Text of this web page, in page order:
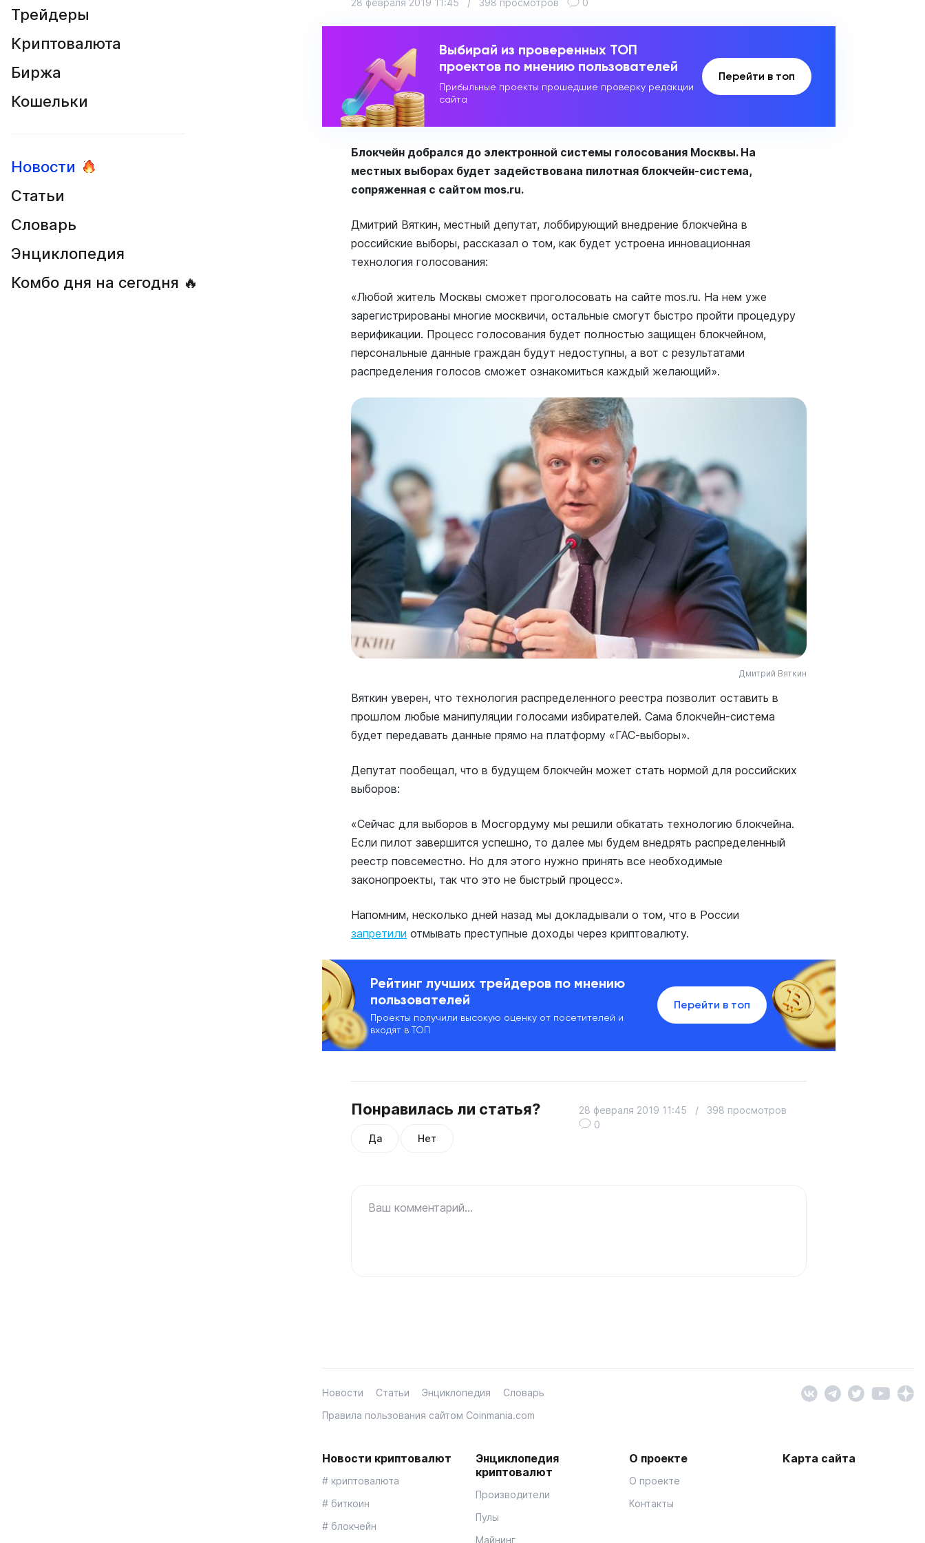
Трейдеры
Криптовалюта
Биржа
Кошельки
Новости
Статьи
Словарь
Энциклопедия
Комбо дня на сегодня 🔥
28 февраля 2019 11:45 / 398 просмотров 0
Выбирай из проверенных ТОП
проектов по мнению пользователей
Прибыльные проекты прошедшие проверку редакции
сайта
Перейти в топ
Блокчейн добрался до электронной системы голосования Москвы. На
местных выборах будет задействована пилотная блокчейн-система,
сопряженная с сайтом mos.ru.
Дмитрий Вяткин, местный депутат, лоббирующий внедрение блокчейна в
российские выборы, рассказал о том, как будет устроена инновационная
технология голосования:
«Любой житель Москвы сможет проголосовать на сайте mos.ru. На нем уже
зарегистрированы многие москвичи, остальные смогут быстро пройти процедуру
верификации. Процесс голосования будет полностью защищен блокчейном,
персональные данные граждан будут недоступны, а вот с результатами
распределения голосов сможет ознакомиться каждый желающий».
Дмитрий Вяткин
Вяткин уверен, что технология распределенного реестра позволит оставить в
прошлом любые манипуляции голосами избирателей. Сама блокчейн-система
будет передавать данные прямо на платформу «ГАС-выборы».
Депутат пообещал, что в будущем блокчейн может стать нормой для российских
выборов:
«Сейчас для выборов в Мосгордуму мы решили обкатать технологию блокчейна.
Если пилот завершится успешно, то далее мы будем внедрять распределенный
реестр повсеместно. Но для этого нужно принять все необходимые
законопроекты, так что это не быстрый процесс».
Напомним, несколько дней назад мы докладывали о том, что в России
запретили отмывать преступные доходы через криптовалюту.
Рейтинг лучших трейдеров по мнению
пользователей
Проекты получили высокую оценку от посетителей и
входят в ТОП
Перейти в топ
Понравилась ли статья?
Да Нет
28 февраля 2019 11:45 /
398 просмотров
0
Ваш комментарий...
Новости Статьи Энциклопедия
Словарь
Правила пользования сайтом Coinmania.com
Новости криптовалют
# криптовалюта
# биткоин
# блокчейн
Энциклопедия
криптовалют
Производители
Пулы
Майнинг
О проекте
О проекте
Контакты
Карта сайта